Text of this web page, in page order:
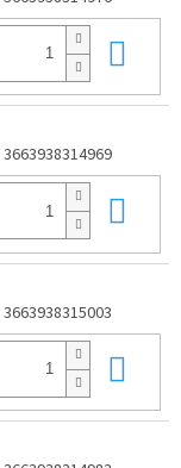
3663938314969
3663938315003